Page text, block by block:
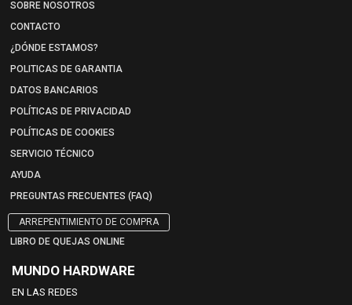
SOBRE NOSOTROS
CONTACTO
¿DÓNDE ESTAMOS?
POLITICAS DE GARANTIA
DATOS BANCARIOS
POLÍTICAS DE PRIVACIDAD
POLÍTICAS DE COOKIES
SERVICIO TÉCNICO
AYUDA
PREGUNTAS FRECUENTES (FAQ)
ARREPENTIMIENTO DE COMPRA
LIBRO DE QUEJAS ONLINE
MUNDO HARDWARE
EN LAS REDES